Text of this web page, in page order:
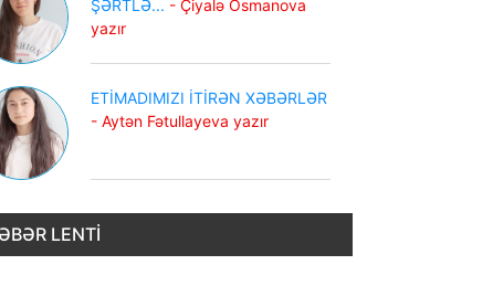
ŞƏRTLƏ... - Çiyalə Osmanova
yazır
ETİMADIMIZI İTİRƏN XƏBƏRLƏR
- Aytən Fətullayeva yazır
LENTI